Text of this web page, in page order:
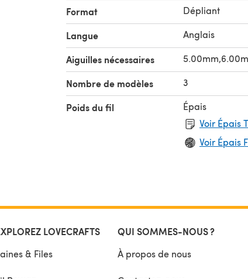
Format Dépliant
Langue Anglais
Aiguilles nécessaires
Nombre de modèles 3
Poids du fil
Épais
Voir Épais
Voir Épais
LOVECRAFTS
& Files
QUI SOMMES-NOUS ?
À propos de nous